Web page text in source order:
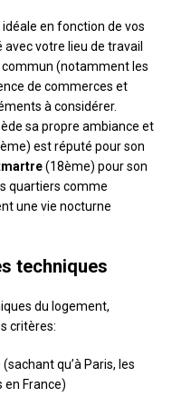
idéale en fonction de vos
votre lieu de travail
commun (notamment les
de commerces et
à considérer.
sa propre ambiance et
est réputé pour son
(18ème) pour son
quartiers comme
une vie nocturne
techniques
du logement,
critères:
qu’à Paris, les
en France)